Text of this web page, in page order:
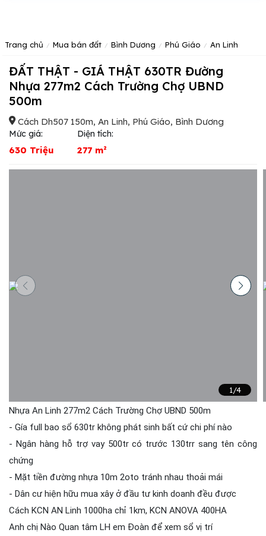
Trang chủ Mua bán đất Bình Dương Phú Giáo An Linh
ĐẤT THẬT - GIÁ THẬT 630TR Đường
Nhựa 277m2 Cách Trường Chợ UBND
500m
Cách Dh507 150m, An Linh, Phú Giáo, Bình Dương
Mức giá:
630 Triệu
Diện tích:
277 m²
1/4
Nhựa An Linh 277m2 Cách Trường Chợ UBND 500m
- Gía full bao sổ 630tr không phát sinh bất cứ chi phí nào
- Ngân hàng hỗ trợ vay 500tr có trước 130trr sang tên công
chứng
- Mặt tiền đường nhựa 10m 2oto tránh nhau thoải mái
- Dân cư hiện hữu mua xây ở đầu tư kinh doanh đều được
Cách KCN AN Linh 1000ha chỉ 1km, KCN ANOVA 400HA
Anh chị Nào Quan tâm LH em Đoàn để xem sổ vị trí